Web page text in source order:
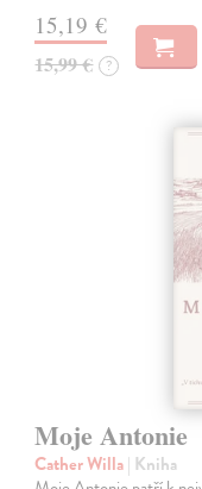
15,19 €
15,99 € ?
Moje Antonie
Cather Willa| Kniha